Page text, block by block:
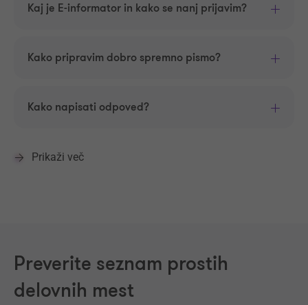
Kaj je E-informator in kako se nanj prijavim?
Kako pripravim dobro spremno pismo?
Kako napisati odpoved?
Prikaži več
Preverite seznam prostih
delovnih mest